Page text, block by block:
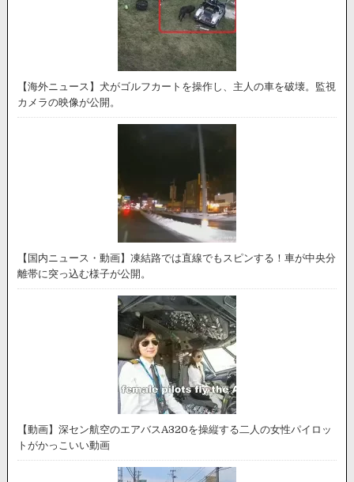
【海外ニュース】犬がゴルフカートを操作し、主人の車を破壊。監視
カメラの映像が公開。
【国内ニュース・動画】凍結路では直線でもスピンする！車が中央分
離帯に突っ込む様子が公開。
【動画】深セン航空のエアバスA320を操縦する二人の女性パイロッ
トがかっこいい動画